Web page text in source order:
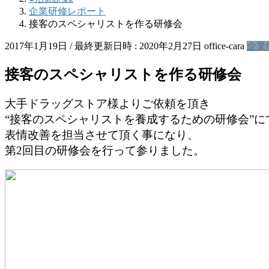
企業研修レポート
接客のスペシャリストを作る研修会
2017年1月19日 / 最終更新日時 : 2020年2月27日 office-cara 企業
接客のスペシャリストを作る研修会
大手ドラッグストア様よりご依頼を頂き
“接客のスペシャリストを養成するための研修会”に
表情改善を担当させて頂く事になり、
第2回目の研修会を行って参りました。